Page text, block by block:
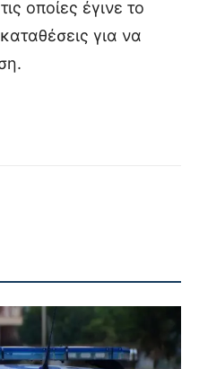
οποίες έγινε το
για να